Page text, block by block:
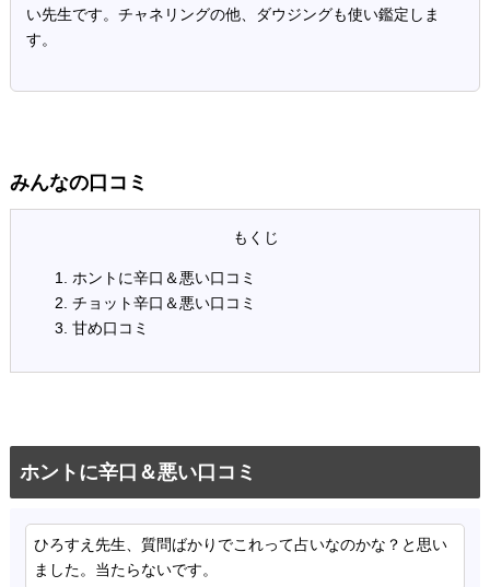
い先生です。チャネリングの他、ダウジングも使い鑑定しま
す。
みんなの口コミ
ホントに辛口＆悪い口コミ
チョット辛口＆悪い口コミ
甘め口コミ
ホントに辛口＆悪い口コミ
ひろすえ先生、質問ばかりでこれって占いなのかな？と思い
ました。当たらないです。